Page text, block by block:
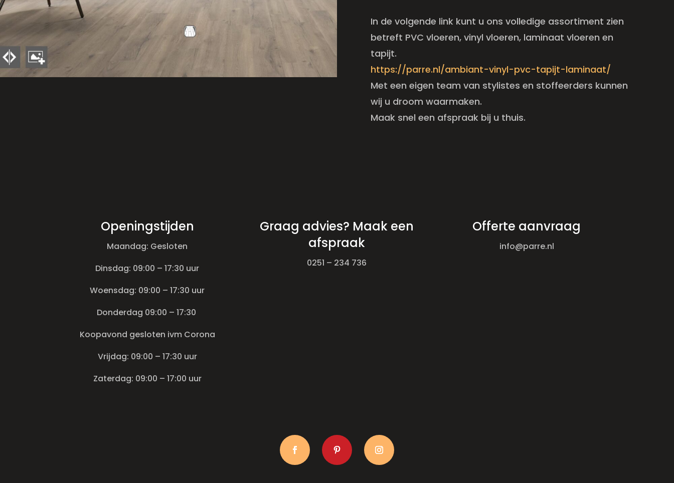
In de volgende link kunt u ons volledige assortiment zien
betreft PVC vloeren, vinyl vloeren, laminaat vloeren en
tapijt.
https://parre.nl/ambiant-vinyl-pvc-tapijt-laminaat/
Met een eigen team van stylistes en stoffeerders kunnen
wij u droom waarmaken.
Maak snel een afspraak bij u thuis.
Openingstijden
Maandag: Gesloten
Dinsdag: 09:00 – 17:30 uur
Woensdag: 09:00 – 17:30 uur
Donderdag 09:00 – 17:30
Koopavond gesloten ivm Corona
Vrijdag: 09:00 – 17:30 uur
Zaterdag: 09:00 – 17:00 uur
Graag advies? Maak een
afspraak
0251 – 234 736
Offerte aanvraag
info@parre.nl